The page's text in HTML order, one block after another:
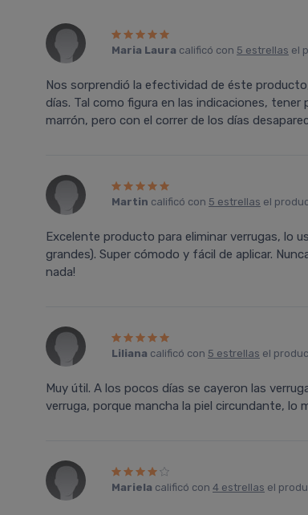
Maria Laura calificó con 5 estrellas el
Nos sorprendió la efectividad de éste
días. Tal como figura en las indicaciones,
marrón, pero con el correr de los días
Martin calificó con 5 estrellas el
Excelente producto para eliminar verrugas, lo
grandes). Super cómodo y fácil de aplicar.
nada!
Liliana calificó con 5 estrellas el
Muy útil. A los pocos días se cayeron las
verruga, porque mancha la piel circundante, lo
Mariela calificó con 4 estrellas el